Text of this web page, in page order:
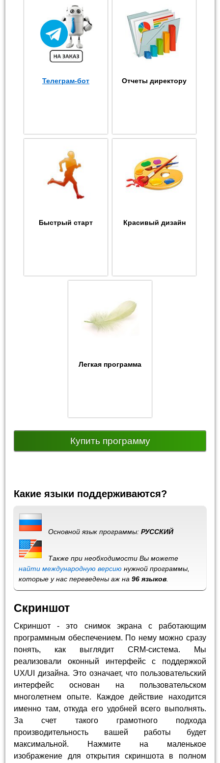
Телеграм-бот Отчеты директору
Быстрый старт Красивый дизайн
Легкая программа
Купить программу
Какие языки поддерживаются?
Основной язык программы:РУССКИЙ
Также при необходимости Вы можете
найти международную версию нужной программы,
которые у нас переведены аж на96 языков
Скриншот
Скриншот - это снимок экрана с работающим
программным обеспечением. По нему можно сразу
понять, как выглядит CRM-система. Мы
реализовали оконный интерфейс с поддержкой
UX/UI дизайна. Это означает, что пользовательский
интерфейс основан на пользовательском
многолетнем опыте. Каждое действие находится
именно там, откуда его удобней всего выполнять.
За счет такого грамотного подхода
производительность вашей работы будет
максимальной. Нажмите на маленькое
изображение для открытия скриншота в полном